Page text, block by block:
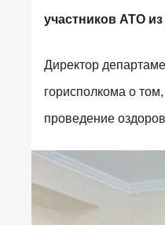
участников АТО
Директор
горисполкома о
проведение